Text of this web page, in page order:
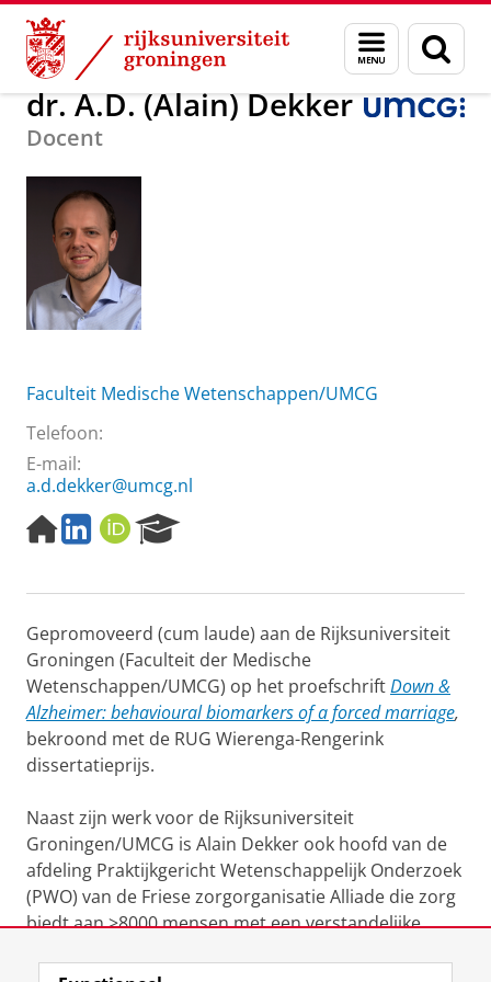
Skip
Content
Skip
Navigation
Menu
en
zoeken
Over ons dr. A.D. (Alain) Dekker
dr. A.D. (Alain) Dekker
Docent
Faculteit Medische Wetenschappen/UMCG
Telefoon:
E-mail:
a.d.dekker@umcg.nl
H
o
e
a
g
e
L
i
k
d
I
n
O
R
I
e
r
c
h
P
o
r
l
Gepromoveerd (cum laude) aan de Rijksuniversiteit
Groningen (Faculteit der Medische
Wetenschappen/UMCG) op het proefschriftDown &
Alzheimer: behavioural biomarkers of a forced marriage,
bekroond met de RUG Wierenga-Rengerink
dissertatieprijs.
Naast zijn werk voor de Rijksuniversiteit
Groningen/UMCG is Alain Dekker ook hoofd van de
afdeling Praktijkgericht Wetenschappelijk Onderzoek
(PWO) van de Friese zorgorganisatie Alliade die zorg
biedt aan >8000 mensen met een verstandelijke